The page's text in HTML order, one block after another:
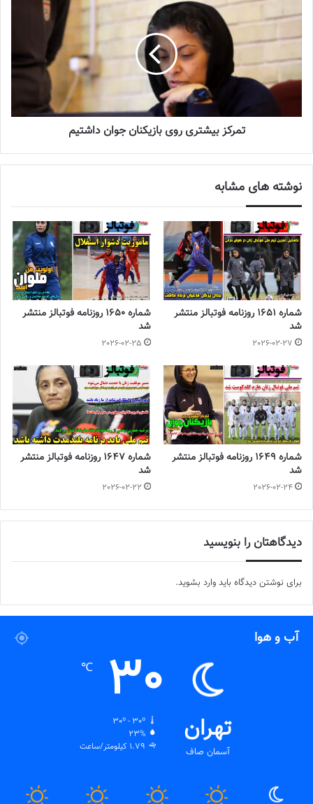
برگزاری مراسم بدرقه تیم ملی فوتبال زنان
هدفم کسب عنوان خانم گلی در لیگ برتر است
تمرکز بیشتری روی بازیکنان جوان داشتیم
نوشته های مشابه
شماره 1651 روزنامه فوتبالز منتشر
شد
2026-02-27
شماره 1650 روزنامه فوتبالز منتشر
شد
2026-02-25
شماره 1649 روزنامه فوتبالز منتشر
شد
2026-02-24
شماره 1647 روزنامه فوتبالز منتشر
شد
2026-02-22
دیدگاهتان را بنویسید
برای نوشتن دیدگاه باید وارد بشوید.
آب و هوا
تهران
آسمان صاف
30
℃
30º - 30º
23%
1.79 کیلومتر/ساعت